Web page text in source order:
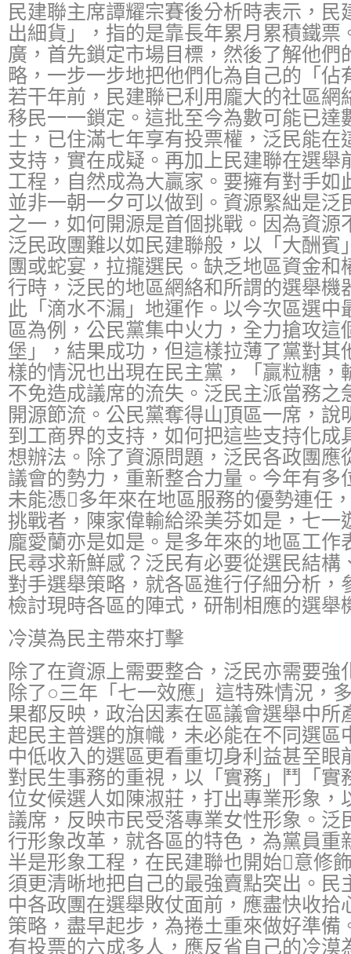
民建聯主席譚耀宗賽後分析時表示，民
出細貨」，指的是靠長年累月累積鐵票
廣，首先鎖定市場目標，然後了解他們
略，一步一步地把他們化為自己的「佔
若干年前，民建聯已利用龐大的社區網
移民一一鎖定。這批至今為數可能已達
士，已住滿七年享有投票權，泛民能在
支持，實在成疑。再加上民建聯在選舉
工程，自然成為大贏家。要擁有對手如
並非一朝一夕可以做到。資源緊絀是泛
之一，如何開源是首個挑戰。因為資源
泛民政團難以如民建聯般，以「大酬賓
團或蛇宴，拉攏選民。缺乏地區資金和
行時，泛民的地區網絡和所謂的選舉機
此「滴水不漏」地運作。以今次區選中
區為例，公民黨集中火力，全力搶攻這
堡」，結果成功，但這樣拉薄了黨對其
樣的情況也出現在民主黨，「贏粒糖，
不免造成議席的流失。泛民主派當務之
開源節流。公民黨奪得山頂區一席，說
到工商界的支持，如何把這些支持化成
想辦法。除了資源問題，泛民各政團應
議會的勢力，重新整合力量。今年有多
未能憑多年來在地區服務的優勢連任
挑戰者，陳家偉輸給梁美芬如是，七一
龐愛蘭亦是如是。是多年來的地區工作
民尋求新鮮感？泛民有必要從選民結構
對手選舉策略，就各區進行仔細分析，
檢討現時各區的陣式，研制相應的選舉
冷漠為民主帶來打擊
除了在資源上需要整合，泛民亦需要強
除了○三年「七一效應」這特殊情況，
果都反映，政治因素在區議會選舉中所
起民主普選的旗幟，未必能在不同選區
中低收入的選區更看重切身利益甚至眼
對民生事務的重視，以「實務」鬥「實
位女候選人如陳淑莊，打出專業形象，
議席，反映市民受落專業女性形象。泛
行形象改革，就各區的特色，為黨員重
半是形象工程，在民建聯也開始意修
須更清晰地把自己的最強賣點突出。民
中各政團在選舉敗仗面前，應盡快收拾
策略，盡早起步，為捲土重來做好準備
有投票的六成多人，應反省自己的冷漠